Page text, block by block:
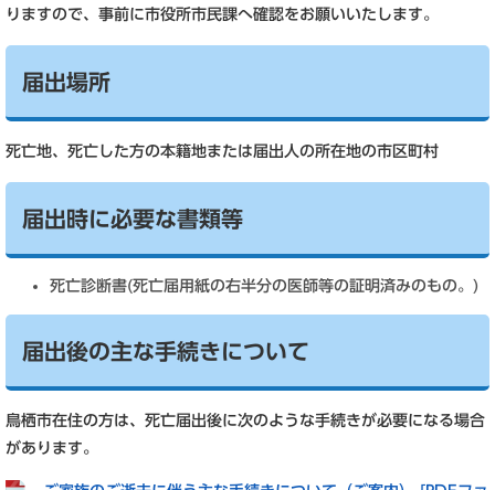
りますので、事前に市役所市民課へ確認をお願いいたします。
届出場所
死亡地、死亡した方の本籍地または届出人の所在地の市区町村
届出時に必要な書類等
死亡診断書(死亡届用紙の右半分の医師等の証明済みのもの。)
届出後の主な手続きについて
鳥栖市在住の方は、死亡届出後に次のような手続きが必要になる場合
があります。